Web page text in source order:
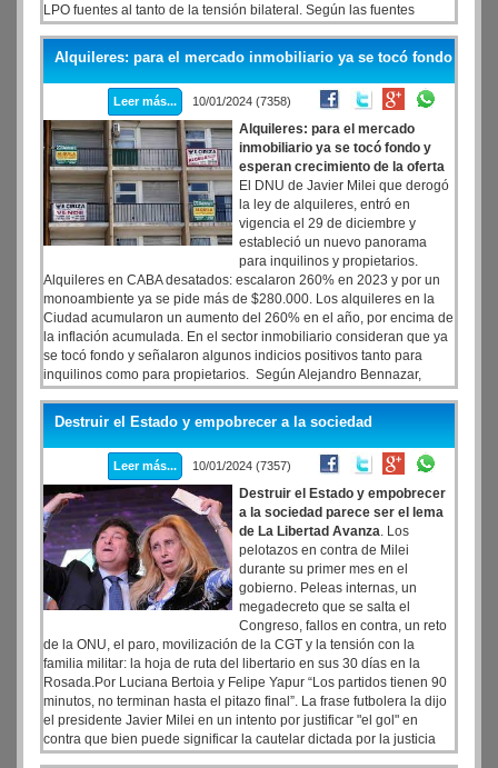
LPO fuentes al tanto de la tensión bilateral. Según las fuentes
consultadas el gigante asiático ya dio los primeros pasos para que
se ejecute el pago del tramo del swap que gastó el gobierno de
Alberto Fernández, por unos 5000 millones de dólares más
intereses que rondan el 6 por ciento. La tensión llegó a tal extremo
que las fuentes no descartaron que para cobrarse China incluso
avance con el embargo de exportaciones.
Alquileres: para el mercado inmobiliario ya se tocó fondo
Leer más... 10/01/2024 (7358)
Alquileres: para el mercado
inmobiliario ya se tocó fondo y
esperan crecimiento de la oferta
El DNU de Javier Milei que derogó
la ley de alquileres, entró en
vigencia el 29 de diciembre y
estableció un nuevo panorama
para inquilinos y propietarios.
Alquileres en CABA desatados: escalaron 260% en 2023 y por un
monoambiente ya se pide más de $280.000. Los alquileres en la
Ciudad acumularon un aumento del 260% en el año, por encima de
la inflación acumulada. En el sector inmobiliario consideran que ya
se tocó fondo y señalaron algunos indicios positivos tanto para
inquilinos como para propietarios. Según Alejandro Bennazar,
Director de Relaciones Institucionales de la Cámara Inmobiliaria,
hubo recientemente un aumento considerable de consultas y
ofertas, "a buenos niveles de operaciones después del DNU". Por lo
cual, se mantienen expectantes.
Destruir el Estado y empobrecer a la sociedad
Leer más... 10/01/2024 (7357)
Destruir el Estado y empobrecer
a la sociedad parece ser el lema
de La Libertad Avanza. Los
pelotazos en contra de Milei
durante su primer mes en el
gobierno. Peleas internas, un
megadecreto que se salta el
Congreso, fallos en contra, un reto
de la ONU, el paro, movilización de la CGT y la tensión con la
familia militar: la hoja de ruta del libertario en sus 30 días en la
Rosada.Por Luciana Bertoia y Felipe Yapur “Los partidos tienen 90
minutos, no terminan hasta el pitazo final”. La frase futbolera la dijo
el presidente Javier Milei en un intento por justificar "el gol" en
contra que bien puede significar la cautelar dictada por la justicia
que suspende la reforma laboral que promueve el DNU 70/23. En